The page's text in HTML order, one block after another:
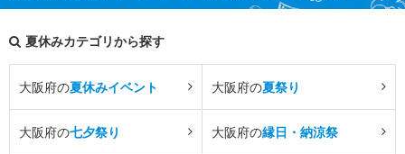
夏休みカテゴリから探す
大阪府の夏休みイベント 大阪府の夏祭り
大阪府の七夕祭り 大阪府の縁日・納涼祭